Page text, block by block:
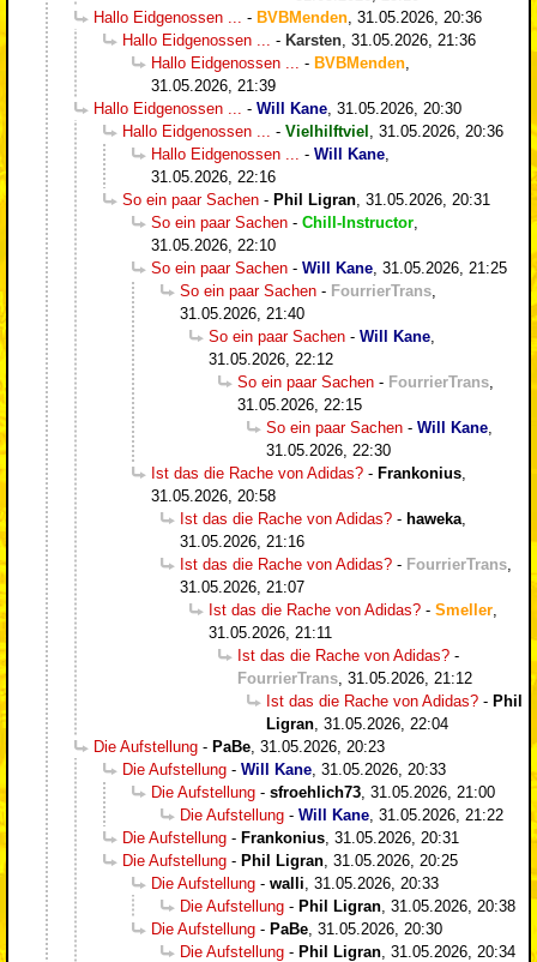
Hallo Eidgenossen ...
- BVBMenden 31.05.2026, 20:36
Hallo Eidgenossen ...
- Karsten 31.05.2026, 21:36
Hallo Eidgenossen ...
- BVBMenden
31.05.2026, 21:39
Hallo Eidgenossen ...
- Will Kane 31.05.2026, 20:30
Hallo Eidgenossen ...
- Vielhilftviel
31.05.2026, 20:36
Hallo Eidgenossen ...
- Will Kane
31.05.2026, 22:16
So ein paar Sachen - Phil Ligran 31.05.2026, 20:31
So ein paar Sachen - Chill-Instructor
31.05.2026, 22:10
So ein paar Sachen - Will Kane 31.05.2026, 21:25
So ein paar Sachen - FourrierTrans
31.05.2026, 21:40
So ein paar Sachen - Will Kane
31.05.2026, 22:12
So ein paar Sachen - FourrierTrans
31.05.2026, 22:15
So ein paar Sachen - Will Kane
31.05.2026, 22:30
Ist das die Rache von Adidas? - Frankonius
31.05.2026, 20:58
Ist das die Rache von Adidas? - haweka
31.05.2026, 21:16
Ist das die Rache von Adidas? - FourrierTrans
31.05.2026, 21:07
Ist das die Rache von Adidas? - Smeller
31.05.2026, 21:11
Ist das die Rache von Adidas? -
FourrierTrans 31.05.2026, 21:12
Ist das die Rache von Adidas? - Phil
Ligran 31.05.2026, 22:04
Die Aufstellung - PaBe 31.05.2026, 20:23
Die Aufstellung - Will Kane 31.05.2026, 20:33
Die Aufstellung - sfroehlich73 31.05.2026, 21:00
Die Aufstellung - Will Kane 31.05.2026, 21:22
Die Aufstellung - Frankonius 31.05.2026, 20:31
Die Aufstellung - Phil Ligran 31.05.2026, 20:25
Die Aufstellung - walli 31.05.2026, 20:33
Die Aufstellung - Phil Ligran 31.05.2026, 20:38
Die Aufstellung - PaBe 31.05.2026, 20:30
Die Aufstellung - Phil Ligran 31.05.2026, 20:34